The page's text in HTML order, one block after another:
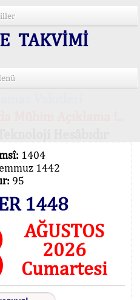
TAKVİMİ
1404
1442
95
1448
AĞUSTOS
2026
Cumartesi